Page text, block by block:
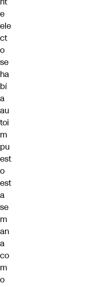
e
ele
ct
o
se
ha
bí
a
au
toi
m
pu
est
o
est
a
se
m
an
a
co
m
o